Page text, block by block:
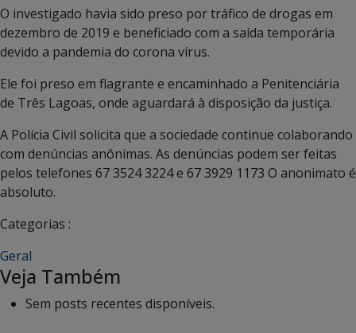
O investigado havia sido preso por tráfico de drogas em
dezembro de 2019 e beneficiado com a saída temporária
devido a pandemia do corona vírus.
Ele foi preso em flagrante e encaminhado a Penitenciária
de Três Lagoas, onde aguardará à disposição da justiça.
A Polícia Civil solicita que a sociedade continue colaborando
com denúncias anônimas. As denúncias podem ser feitas
pelos telefones 67 3524 3224 e 67 3929 1173 O anonimato é
absoluto.
Categorias :
Geral
Veja Também
Sem posts recentes disponíveis.